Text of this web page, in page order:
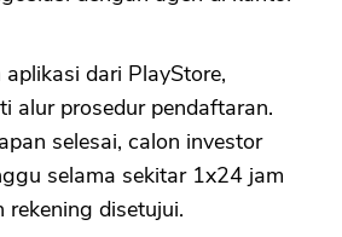
dari PlayStore,
alur prosedur pendaftaran.
selesai, calon investor
selama sekitar 1x24 jam
rekening disetujui.